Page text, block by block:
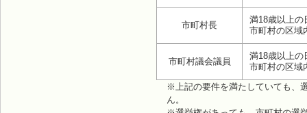
市町村長
満18歳以上の
市町村の区域
市町村議会議員
満18歳以上の
市町村の区域
※上記の要件を満たしていても、
ん。